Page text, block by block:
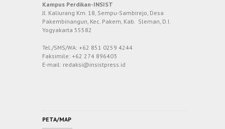
Kampus Perdikan-INSIST
Jl. Kaliurang Km. 18, Sempu-Sambirejo, Desa
Pakembinangun, Kec. Pakem, Kab. Sleman, D.I.
Yogyakarta 55582
Tel./SMS/WA: +62 851 0259 4244
Faksimile: +62 274 896403
E-mail: redaksi@insistpress.id
PETA/MAP